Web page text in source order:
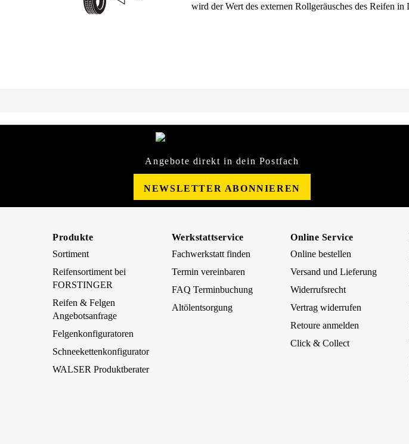
wird der Wert des externen Rollgeräusches des Reifen in
Angebote direkt in dein Postfach
NEWSLETTER ABONNIEREN
Produkte
Sortiment
Reifensortiment bei
FORSTINGER
Reifen & Felgen
Angebotsanfrage
Felgenkonfiguratoren
Schneekettenkonfigurator
WALSER Produktberater
Werkstattservice
Fachwerkstatt finden
Termin vereinbaren
FAQ Terminbuchung
Altölentsorgung
Online Service
Online bestellen
Versand und Lieferung
Widerrufsrecht
Vertrag widerrufen
Retoure anmelden
Click & Collect